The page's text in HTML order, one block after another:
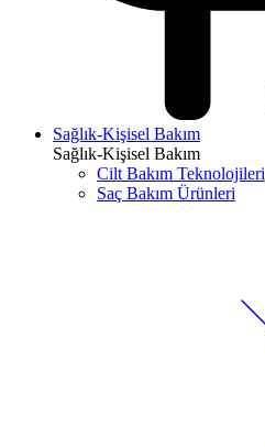
Sağlık-Kişisel Bakım
Sağlık-Kişisel Bakım
Cilt Bakım Teknolojileri
Saç Bakım Ürünleri